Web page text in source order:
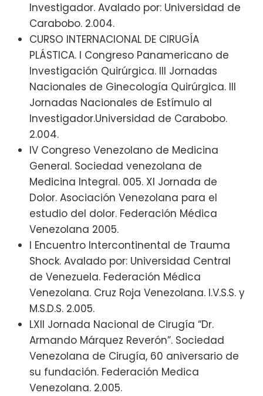
Investigador. Avalado por: Universidad de
Carabobo. 2.004.
CURSO INTERNACIONAL DE CIRUGÍA
PLÁSTICA. I Congreso Panamericano de
Investigación Quirúrgica. III Jornadas
Nacionales de Ginecología Quirúrgica. III
Jornadas Nacionales de Estímulo al
Investigador.Universidad de Carabobo.
2.004.
IV Congreso Venezolano de Medicina
General. Sociedad venezolana de
Medicina Integral. 005. XI Jornada de
Dolor. Asociación Venezolana para el
estudio del dolor. Federación Médica
Venezolana 2005.
I Encuentro Intercontinental de Trauma
Shock. Avalado por: Universidad Central
de Venezuela. Federación Médica
Venezolana. Cruz Roja Venezolana. I.V.S.S. y
M.S.D.S. 2.005.
LXII Jornada Nacional de Cirugía “Dr.
Armando Márquez Reverón”. Sociedad
Venezolana de Cirugía, 60 aniversario de
su fundación. Federación Medica
Venezolana. 2.005.